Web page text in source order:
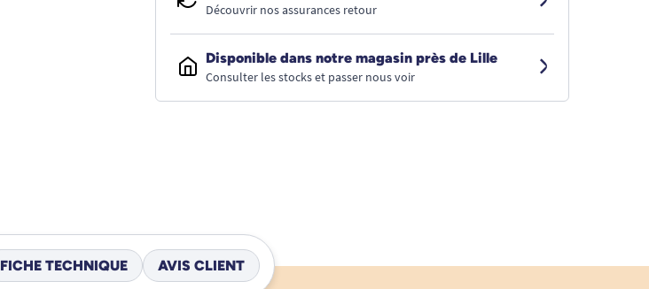
Découvrir nos assurances retour
Disponible dans notre magasin près de Lille
Consulter les stocks et passer nous voir
FICHE TECHNIQUE AVIS CLIENT